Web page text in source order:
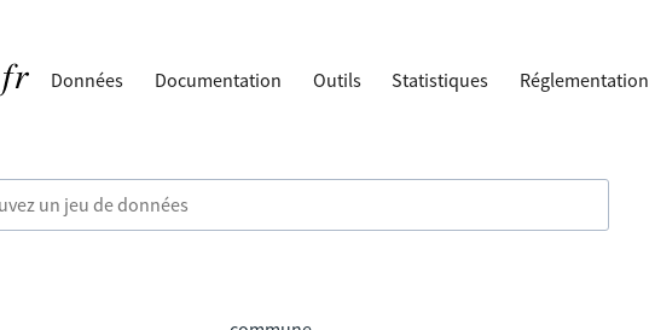
Données Documentation Outils Statistiques Réglementation